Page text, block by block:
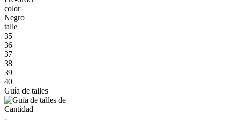
color
Negro
talle
35
36
37
38
39
40
Guía de talles
Cantidad
-